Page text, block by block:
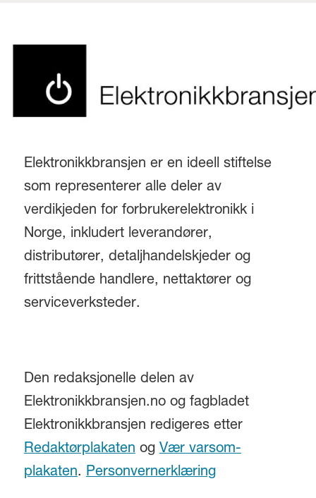
Elektronikkbransjen er en ideell stiftelse
som representerer alle deler av
verdikjeden for forbrukerelektronikk i
Norge, inkludert leverandører,
distributører, detaljhandelskjeder og
frittstående handlere, nettaktører og
serviceverksteder.
Den redaksjonelle delen av
Elektronikkbransjen.no og fagbladet
Elektronikkbransjen redigeres etter
Redaktørplakaten og Vær varsom-
plakaten. Personvernerklæring